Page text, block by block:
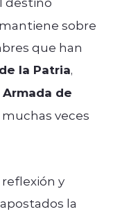
sobre
que han
la Patria,
Armada de
veces
y
la